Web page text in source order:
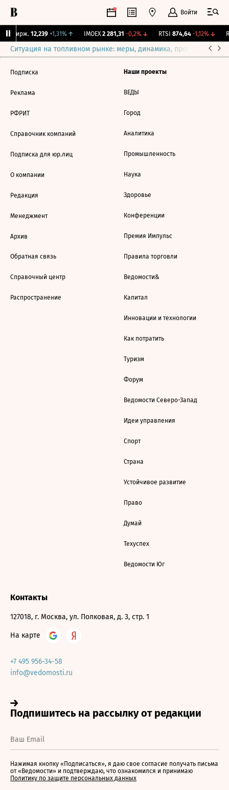
Войти
Бирж. 12,239 +1,31%↑ IMOEX 2 281,31 -0,2%↓ RTSI 874,64 -1,12%↓
Ситуация на топливном рынке: меры, динамика, прогнозы
Подписка
Реклама
РФРИТ
Справочник компаний
Подписка для юр.лиц
О компании
Редакция
Менеджмент
Архив
Обратная связь
Справочный центр
Распространение
Наши проекты
ВЕДЫ
Город
Аналитика
Промышленность
Наука
Здоровье
Конференции
Премия Импульс
Правила торговли
Ведомости&
Капитал
Инновации и технологии
Как потратить
Туризм
Форум
Ведомости Северо-Запад
Идеи управления
Спорт
Страна
Устойчивое развитие
Право
Думай
Техуспех
Ведомости Юг
Контакты
127018, г. Москва, ул. Полковая, д. 3, стр. 1
На карте
+7 495 956-34-58
info@vedomosti.ru
Нажимая кнопку «Подписаться», я даю свое согласие получать письма
от «Ведомости» и подтверждаю, что ознакомился и принимаю
Политику по защите персональных данных